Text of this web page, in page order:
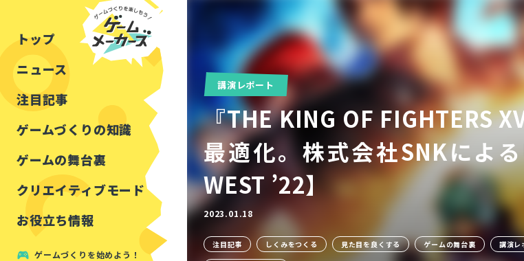
トップ
ニュース
注目記事
ゲームづくりの知識
チュートリアル
ルールをつくる
しくみをつくる
見た目を良くする
ゲームの舞台裏
インタビュー
講演レポート
クリエイティブモード
フォートナイト
マインクラフト
お役立ち情報
公開資料まとめ
イベントレポート
注目・定番の〇〇
アセットレビュー
ツール紹介
周辺機器・ハードウェア
ゲームづくりを始めよう！
講演レポート
『THE KING OF FIGHTERS
最適化。株式会社SNKによ
WEST ’22】
2023.01.18
注目記事 しくみをつくる 見た目を良くする ゲームの舞台裏 講演レ